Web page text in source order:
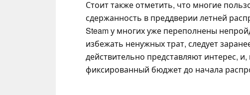
Стоит также отметить, что многие
сдержанность в преддверии летней
Steam у многих уже переполнены
избежать ненужных трат, следует
действительно представляют интерес,
фиксированный бюджет до начала